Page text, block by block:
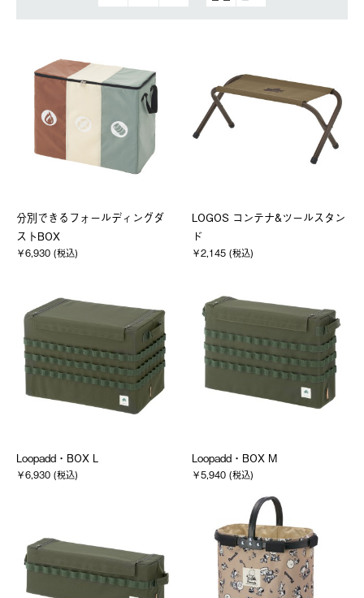
分別できるフォールディングダ
ストBOX
￥6,930 (税込)
LOGOS コンテナ&ツールスタン
ド
￥2,145 (税込)
Loopadd・BOX L
￥6,930 (税込)
Loopadd・BOX M
￥5,940 (税込)